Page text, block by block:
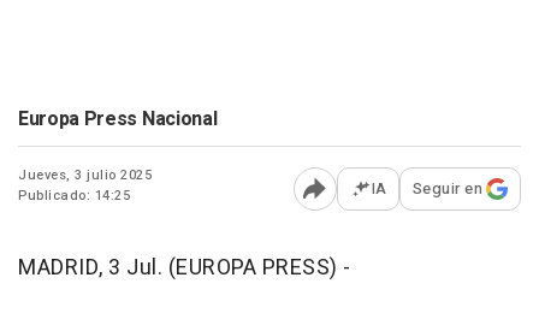
Europa Press Nacional
Jueves, 3 julio 2025
Publicado: 14:25
Abrir opciones para
IA Seguir en
MADRID, 3 Jul. (EUROPA PRESS) -